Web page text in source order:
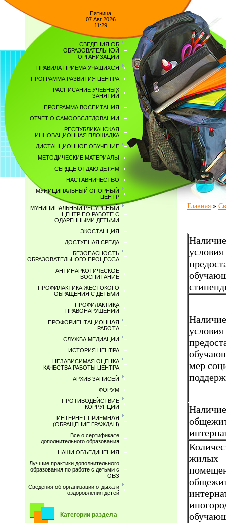
Пятница
07 Авг 2026
11:29
СВЕДЕНИЯ ОБ
ОБРАЗОВАТЕЛЬНОЙ
ОРГАНИЗАЦИИ
ПРАВИЛА ПРИЁМА УЧАЩИХСЯ
ПРОГРАММА РАЗВИТИЯ ЦЕНТРА
РАСПИСАНИЕ УЧЕБНЫХ
ЗАНЯТИЙ
ПРОГРАММА ВОСПИТАНИЯ
ОТЧЕТ О САМООБСЛЕДОВАНИИ
РЕСПУБЛИКАНСКАЯ
ИННОВАЦИОННАЯ ПЛОЩАДКА
ДИСТАНЦИОННОЕ ОБУЧЕНИЕ
МЕТОДИЧЕСКИЕ МАТЕРИАЛЫ
СЕРДЦЕ ОТДАЮ ДЕТЯМ
НАСТАВНИЧЕСТВО
МУНИЦИПАЛЬНЫЙ ОПОРНЫЙ
ЦЕНТР
МУНИЦИПАЛЬНЫЙ РЕСУРСНЫЙ
ЦЕНТР ПО РАБОТЕ С
ОДАРЕННЫМИ ДЕТЬМИ
ЭКОСТАНЦИЯ
ДОСТУПНАЯ СРЕДА
БЕЗОПАСНОСТЬ
ОБРАЗОВАТЕЛЬНОГО ПРОЦЕССА
АНТИНАРКОТИЧЕСКОЕ
ВОСПИТАНИЕ
ПРОФИЛАКТИКА ЖЕСТОКОГО
ОБРАЩЕНИЯ С ДЕТЬМИ
ПРОФИЛАКТИКА
ПРАВОНАРУШЕНИЙ
ПРОФОРИЕНТАЦИОННАЯ
РАБОТА
СЛУЖБА МЕДИАЦИИ
ИСТОРИЯ ЦЕНТРА
НЕЗАВИСИМАЯ ОЦЕНКА
КАЧЕСТВА РАБОТЫ ЦЕНТРА
АРХИВ ЗАПИСЕЙ
ФОРУМ
ПРОТИВОДЕЙСТВИЕ
КОРРУПЦИИ
ИНТЕРНЕТ ПРИЕМНАЯ
(ОБРАЩЕНИЕ ГРАЖДАН)
Все о сертификате
дополнительного образования
НАШИ ОБЪЕДИНЕНИЯ
Лучшие практики дополнительного
образования по работе с детьми с
ОВЗ
Сведения об организации отдыха и
оздоровления детей
Категории раздела
Главная »
условия
условия
мер
Наличие
жилых